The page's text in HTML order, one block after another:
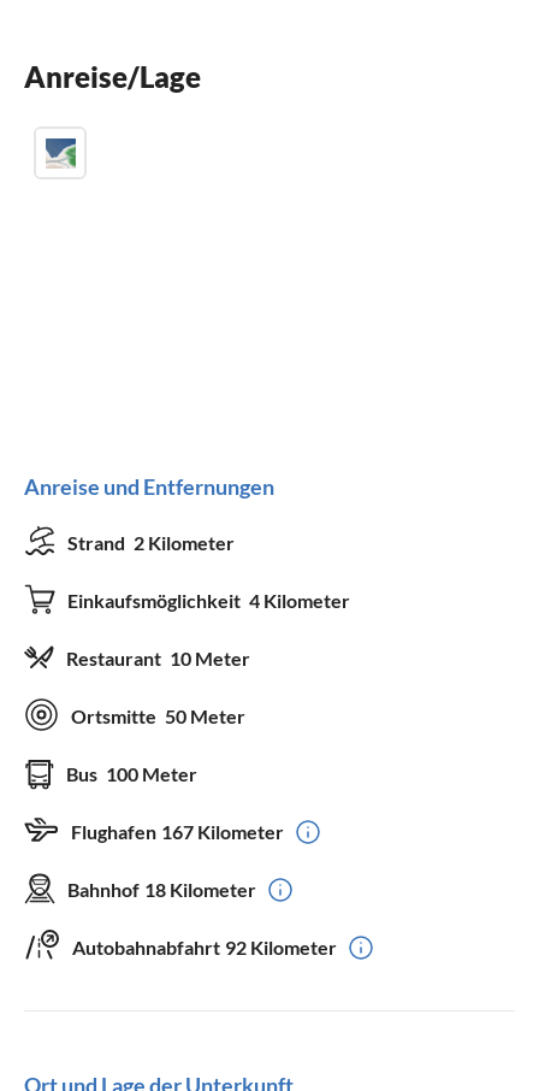
Parkplatz
Anreise/Lage
Anreise und Entfernungen
Strand 2 Kilometer
Einkaufsmöglichkeit 4 Kilometer
Restaurant 10 Meter
Ortsmitte 50 Meter
Bus 100 Meter
Flughafen 167 Kilometer
Bahnhof 18 Kilometer
Autobahnabfahrt 92 Kilometer
Ort und Lage der Unterkunft